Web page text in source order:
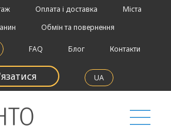
Оплата і доставка
Міста
Обмін та повернення
FAQ Блог Контакти
UA